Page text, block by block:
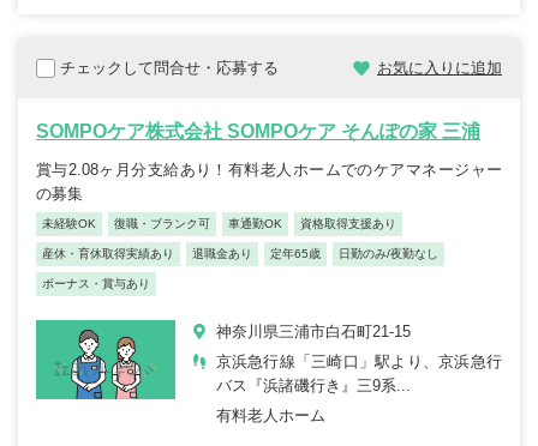
チェックして問合せ・応募する お気に入りに追加
SOMPOケア株式会社 SOMPOケア そんぽの家 三浦
賞与2.08ヶ月分支給あり！有料老人ホームでのケアマネージャー
の募集
未経験OK 復職・ブランク可 車通勤OK 資格取得支援あり
産休・育休取得実績あり 退職金あり 定年65歳 日勤のみ/夜勤なし
ボーナス・賞与あり
神奈川県三浦市白石町21-15
京浜急行線「三崎口」駅より、京浜急行
バス『浜諸磯行き』三9系...
有料老人ホーム